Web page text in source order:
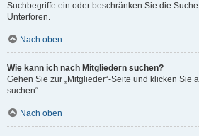
Suchbegriffe ein oder beschränken Sie die
Unterforen.
Nach oben
Wie kann ich nach Mitgliedern suchen?
Gehen Sie zur „Mitglieder“-Seite und klicken Sie
suchen“.
Nach oben